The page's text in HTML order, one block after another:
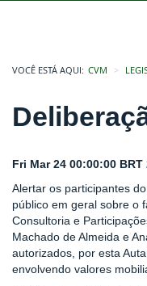
VOCÊ ESTÁ AQUI: CVM
Fri Mar 24 00:00:00 BRT
Alertar os participantes
público em geral sobre o
Consultoria e
Machado de Almeida e
autorizados, por esta
envolvendo valores